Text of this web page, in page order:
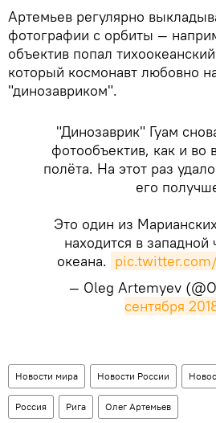
Артемьев регулярно
фотографии с орбиты —
объектив попал
который космонавт любовно
"динозавриком".
"Динозаврик" Гуам
фотообъектив, как и во
полёта. На этот раз
его
Это один из
находится в западной
океана.
— Oleg Artemyev
сентября
Новости мира Новости России
Россия Рига Олег Артемьев